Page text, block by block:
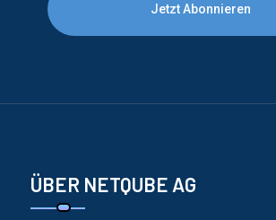
Jetzt Abonnieren
ÜBER NETQUBE AG